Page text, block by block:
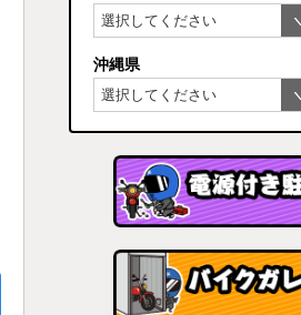
沖縄県